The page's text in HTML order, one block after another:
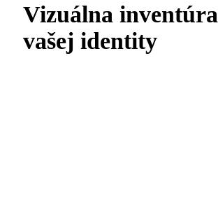
Vizuálna inventúra
vašej identity